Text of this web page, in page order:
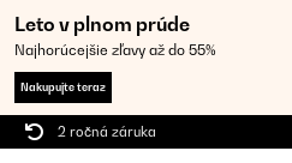
Leto v plnom prúde
Najhorúcejšie zľavy až do 55%
Nakupujte teraz
2 ročná záruka